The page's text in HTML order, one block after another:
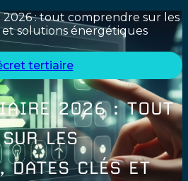
2026 : tout comprendre sur les
et solutions énergétiques
tertiaire
2026 : TOUT
LES
DATES CLÉS ET